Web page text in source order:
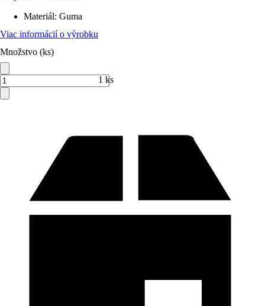
Materiál: Guma
Viac informácií o výrobku
Množstvo (ks)
1 ks